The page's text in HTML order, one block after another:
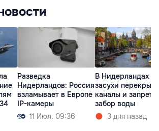
Разведка
Нидерландов: Россия
взламывает в Европе
IP-камеры
11 Июл. 09:36
В Нидерландах
засухи
каналы и
забор воды
3 дня назад